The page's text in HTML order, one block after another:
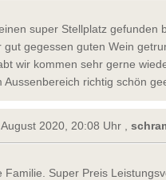
super Stellplatz gefunden
gut gegessen guten Wein
wir kommen sehr gerne
Aussenbereich richtig schön
2020, 20:08 Uhr ,
Familie. Super Preis